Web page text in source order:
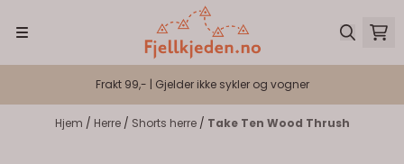
Frakt 99,- | Gjelder ikke sykler og vogner
Hjem / Herre / Shorts herre / Take Ten Wood Thrush